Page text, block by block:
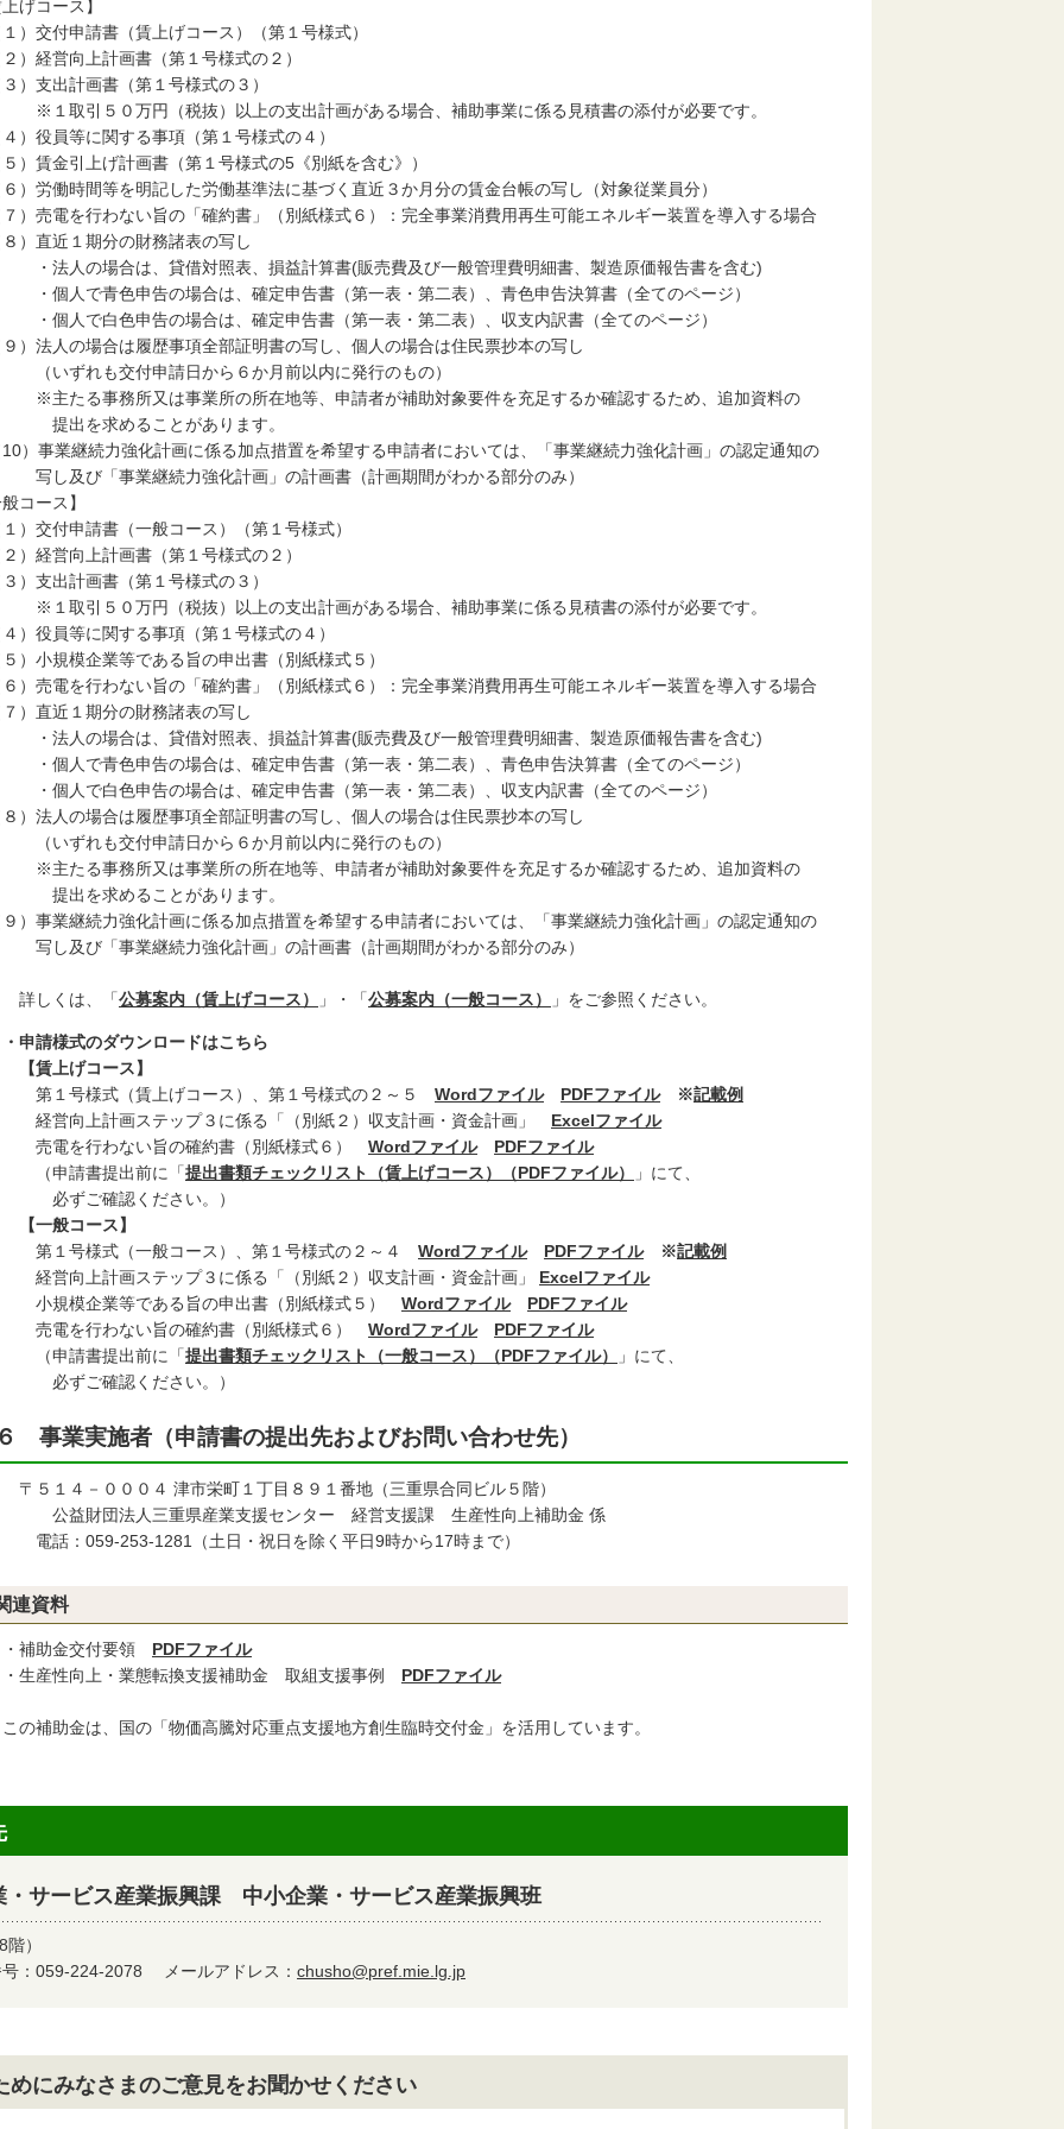
上げコース】
）交付申請書（賃上げコース）（第１号様式）
）経営向上計画書（第１号様式の２）
）支出計画書（第１号様式の３）
取引５０万円（税抜）以上の支出計画がある場合、補助事業に係る見積書の添付が必要です。
）役員等に関する事項（第１号様式の４）
）賃金引上げ計画書（第１号様式の5《別紙を含む》）
）労働時間等を明記した労働基準法に基づく直近３か月分の賃金台帳の写し（対象従業員分）
）売電を行わない旨の「確約書」（別紙様式６）：完全事業消費用再生可能エネルギー装置を導入する場合
）直近１期分の財務諸表の写し
人の場合は、貸借対照表、損益計算書(販売費及び一般管理費明細書、製造原価報告書を含む)
人で青色申告の場合は、確定申告書（第一表・第二表）、青色申告決算書（全てのページ）
人で白色申告の場合は、確定申告書（第一表・第二表）、収支内訳書（全てのページ）
）法人の場合は履歴事項全部証明書の写し、個人の場合は住民票抄本の写し
ずれも交付申請日から６か月前以内に発行のもの）
たる事務所又は事業所の所在地等、申請者が補助対象要件を充足するか確認するため、追加資料の
を求めることがあります。
）事業継続力強化計画に係る加点措置を希望する申請者においては、「事業継続力強化計画」の認定通知の
及び「事業継続力強化計画」の計画書（計画期間がわかる部分のみ）
般コース】
）交付申請書（一般コース）（第１号様式）
）経営向上計画書（第１号様式の２）
）支出計画書（第１号様式の３）
取引５０万円（税抜）以上の支出計画がある場合、補助事業に係る見積書の添付が必要です。
）役員等に関する事項（第１号様式の４）
）小規模企業等である旨の申出書（別紙様式５）
）売電を行わない旨の「確約書」（別紙様式６）：完全事業消費用再生可能エネルギー装置を導入する場合
）直近１期分の財務諸表の写し
人の場合は、貸借対照表、損益計算書(販売費及び一般管理費明細書、製造原価報告書を含む)
人で青色申告の場合は、確定申告書（第一表・第二表）、青色申告決算書（全てのページ）
人で白色申告の場合は、確定申告書（第一表・第二表）、収支内訳書（全てのページ）
）法人の場合は履歴事項全部証明書の写し、個人の場合は住民票抄本の写し
ずれも交付申請日から６か月前以内に発行のもの）
たる事務所又は事業所の所在地等、申請者が補助対象要件を充足するか確認するため、追加資料の
を求めることがあります。
）事業継続力強化計画に係る加点措置を希望する申請者においては、「事業継続力強化計画」の認定通知の
及び「事業継続力強化計画」の計画書（計画期間がわかる部分のみ）
くは、「公募案内（賃上げコース） 」・「公募案内（一般コース） 」をご参照ください。
・申請様式のダウンロードはこちら
上げコース】
号様式（賃上げコース）、第１号様式の２～５ Wordファイル PDFファイル ※記載例
向上計画ステップ３に係る「（別紙２）収支計画・資金計画」 Excelファイル
を行わない旨の確約書（別紙様式６） Wordファイル
PDFファイル
請書提出前に「提出書類チェックリスト（賃上げコース）（PDFファイル）
」にて、
ご確認ください。）
【一般コース】
号様式（一般コース）、第１号様式の２～４ Wordファイル PDFファイル ※記載例
向上計画ステップ３に係る「（別紙２）収支計画・資金計画」 Excelファイル
模企業等である旨の申出書（別紙様式５） Wordファイル
PDFファイル
を行わない旨の確約書（別紙様式６） Wordファイル
PDFファイル
請書提出前に「提出書類チェックリスト（一般コース）（PDFファイル）
」にて、
ご確認ください。）
６ 事業実施者（申請書の提出先およびお問い合わせ先）
１４－０００４ 津市栄町１丁目８９１番地（三重県合同ビル５階）
財団法人三重県産業支援センター 経営支援課 生産性向上補助金 係
：059-253-1281（土日・祝日を除く平日9時から17時まで）
連資料
助金交付要領 PDFファイル
産性向上・業態転換支援補助金 取組支援事例 PDFファイル
の補助金は、国の「物価高騰対応重点支援地方創生臨時交付金」を活用しています。
サービス産業振興課 中小企業・サービス産業振興班
）
号：059-224-2078 メールアドレス： chusho@pref.mie.lg.jp
めにみなさまのご意見をお聞かせください